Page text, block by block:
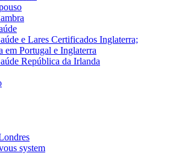
e Lares Certificados Inglaterra;
em Portugal e Inglaterra
República da Irlanda
system